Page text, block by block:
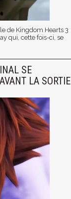
de Kingdom Hearts 3
qui, cette fois-ci, se
SE
LA SORTIE